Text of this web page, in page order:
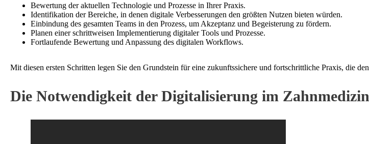
Bewertung der aktuellen Technologie und Prozesse in Ihrer Praxis.
Identifikation der Bereiche, in denen digitale Verbesserungen den größten Nutzen bieten würden.
Einbindung des gesamten Teams in den Prozess, um Akzeptanz und Begeisterung zu fördern.
Planen einer schrittweisen Implementierung digitaler Tools und Prozesse.
Fortlaufende Bewertung und Anpassung des digitalen Workflows.
Mit diesen ersten Schritten legen Sie den Grundstein für eine zukunftssichere und fortschrittliche Praxis, die
Die Notwendigkeit der Digitalisierung im